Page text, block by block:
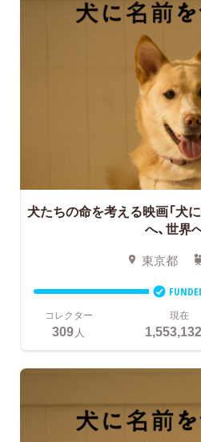
犬たちの命を考える映画「犬
へ、世界
東京都
コレクター
309人
現在
1,553,132